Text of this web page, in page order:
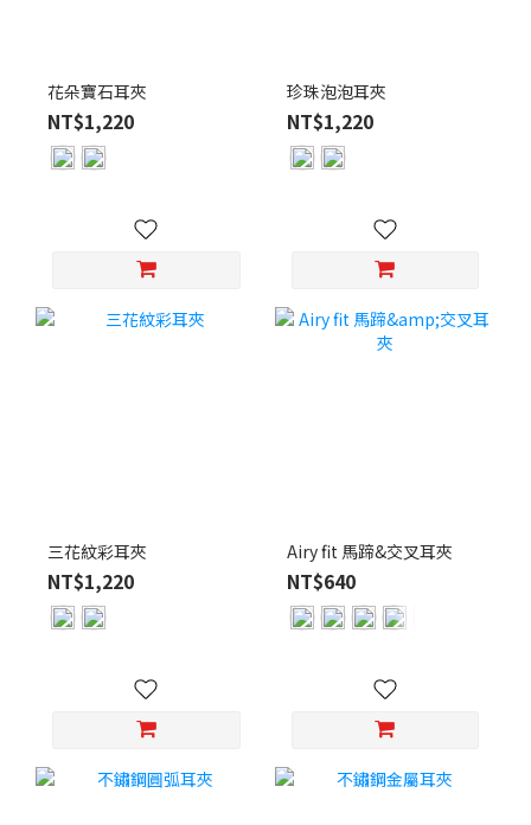
花朵寶石耳夾
NT$1,220
珍珠泡泡耳夾
NT$1,220
三花紋彩耳夾
NT$1,220
Airy fit 馬蹄&交叉耳夾
NT$640